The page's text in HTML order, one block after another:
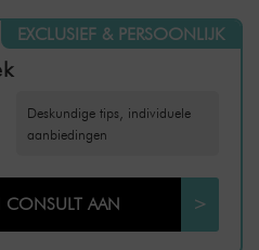
EXCLUSIEF & PERSOONLIJK
Deskundige tips, individuele
aanbiedingen
CONSULT AAN >